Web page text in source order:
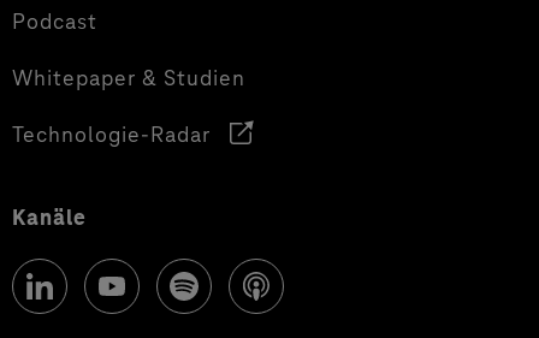
Podcast
Whitepaper & Studien
Technologie-Radar
Kanäle